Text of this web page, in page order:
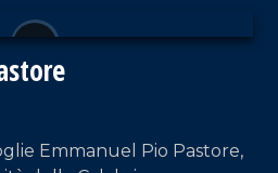
Emmanuel Pio Pastore,